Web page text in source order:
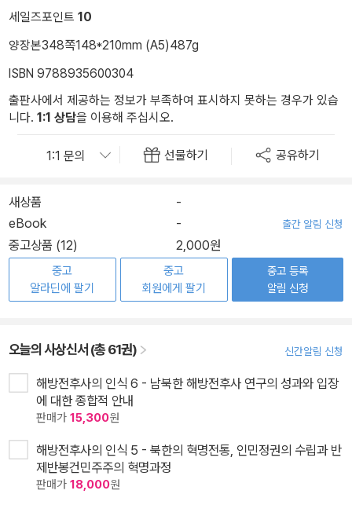
세일즈포인트 10
양장본348쪽148*210mm (A5)487g
ISBN 9788935600304
출판사에서 제공하는 정보가 부족하여 표시하지 못하는 경우가 있습
니다. 1:1 상담을 이용해 주십시오.
선물하기 공유하기
새상품
-
eBook
- 출간 알림 신청
중고상품 (12) 2,000원
중고
알라딘에 팔기
중고
회원에게 팔기
중고 등록
알림 신청
오늘의 사상신서 (총 61권) 신간알림 신청
해방전후사의 인식 6 - 남북한 해방전후사 연구의 성과와 입장
에 대한 종합적 안내
판매가 15,300원
해방전후사의 인식 5 - 북한의 혁명전통, 인민정권의 수립과 반
제반봉건민주주의 혁명과정
판매가 18,000원